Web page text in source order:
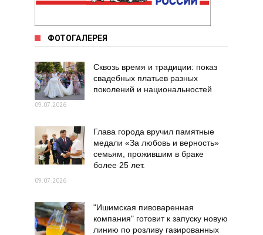
ФОТОГАЛЕРЕЯ
Сквозь время и традиции: показ
свадебных платьев разных
поколений и национальностей
09.07.2026
Глава города вручил памятные
медали «За любовь и верность»
семьям, прожившим в браке
более 25 лет.
09.07.2026
"Ишимская пивоваренная
компания" готовит к запуску новую
линию по розливу газированных